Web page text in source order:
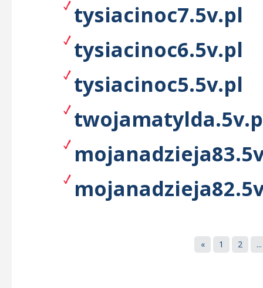
tysiacinoc7.5v.pl
tysiacinoc6.5v.pl
tysiacinoc5.5v.pl
« 1 2 ...